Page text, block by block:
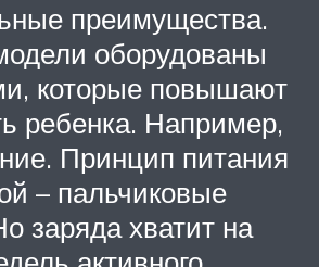
преимущества.
оборудованы
которые повышают
ребенка. Например,
Принцип питания
– пальчиковые
заряда хватит на